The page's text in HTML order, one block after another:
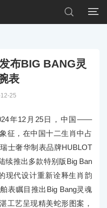


布BIG BANG灵
表
25
年12月25日，中国——
征，在中国十二生肖中占
士奢华制表品牌HUBLOT
续推出多款特别版Big Ban
现代设计重新诠释生肖韵
表瞩目推出Big Bang灵魂
工艺呈现精美蛇形图案，